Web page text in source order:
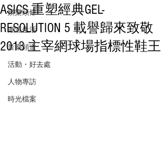
娛樂頭條
潮流生活
音樂頻道
活動・好去處
人物專訪
時光檔案
ASICS 重塑經典GEL-
RESOLUTION 5 載譽歸來致敬
2013 主宰網球場指標性鞋王